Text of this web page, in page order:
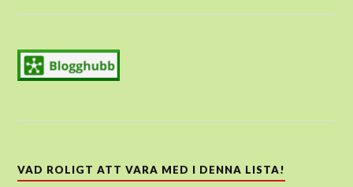
VAD ROLIGT ATT VARA MED I DENNA LISTA!